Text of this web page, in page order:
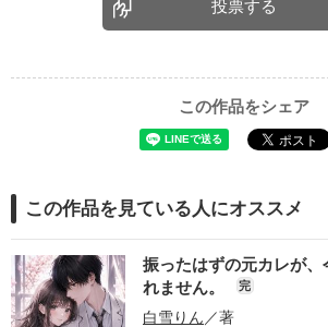
投票する
この作品をシェア
この作品を見ている人にオススメ
振ったはずの元カレが、
れません。
完
白雪りん ／著